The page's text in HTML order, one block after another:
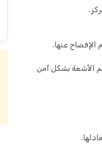
الإفصاح عنها.
الأشعة بشكل آمن